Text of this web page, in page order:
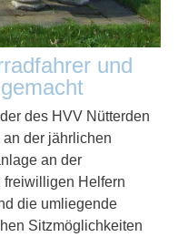
und
des HVV Nütterden
der jährlichen
an der
freiwilligen Helfern
die umliegende
Sitzmöglichkeiten